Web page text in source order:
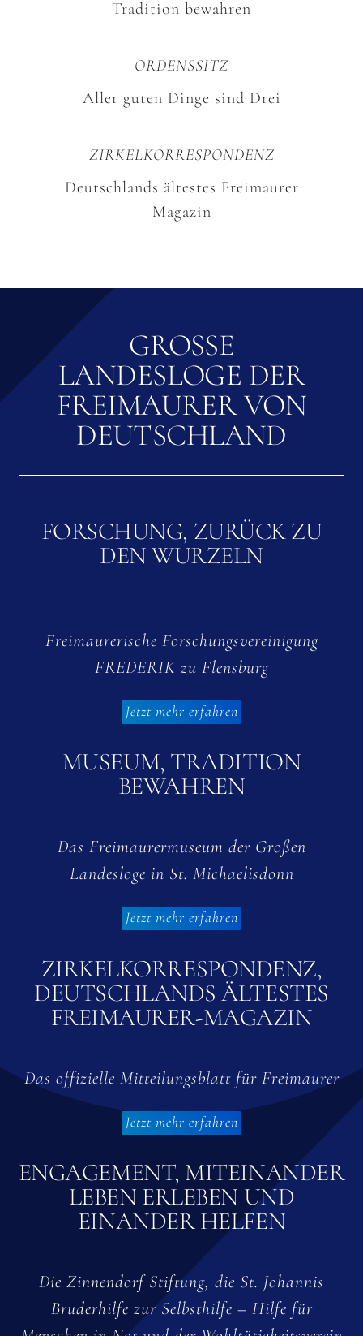
Tradition bewahren
ORDENSSITZ
Aller guten Dinge sind Drei
ZIRKELKORRESPONDENZ
Deutschlands ältestes Freimaurer
Magazin
GROSSE L
ANDESLOGE DER F
REIMAURER VON D
EUTSCHLAND
FORSCHUNG, ZURÜCK ZU
DEN WURZELN
Freimaurerische Forschungsvereinigung
FREDERIK zu Flensburg
Jetzt mehr erfahren
MUSEUM, TRADITION
BEWAHREN
Das Freimaurermuseum der Großen
Landesloge in St. Michaelisdonn
Jetzt mehr erfahren
ZIRKELKORRESPONDENZ,
DEUTSCHLANDS ÄLTESTES
FREIMAURER-MAGAZIN
Das offizielle Mitteilungsblatt für Freimaurer
Jetzt mehr erfahren
ENGAGEMENT, MITEINANDER
LEBEN ERLEBEN UND
EINANDER HELFEN
Die Zinnendorf Stiftung, die St. Johannis
Bruderhilfe zur Selbsthilfe – Hilfe für